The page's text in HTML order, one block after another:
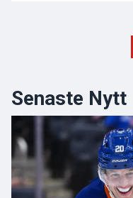
Senaste Nytt